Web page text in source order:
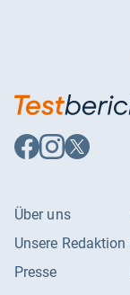
Auf
Facebook
Auf
Instagram
Auf
X
Über uns
Unsere Redaktion
Presse